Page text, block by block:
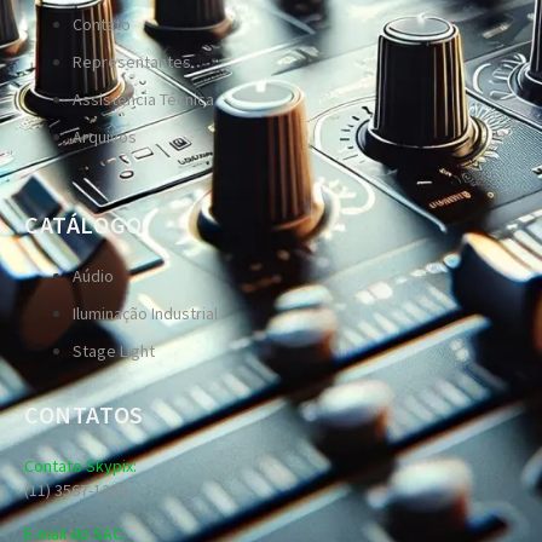
Contato
Representantes
Assistência Técnica
Arquivos
CATÁLOGO
Aúdio
Iluminação Industrial
Stage Light
CONTATOS
Contato Skypix:
(11) 3567-1289
E-mail do SAC: